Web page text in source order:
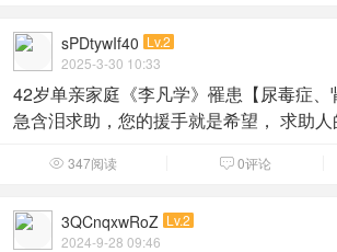
sPDtywIf40 Lv.2
2025-3-30 10:33
42岁单亲家庭《李凡学》罹患【尿毒症
急含泪求助，您的援手就是希望， 求助人
 347阅读  0评论
3QCnqxwRoZ Lv.2
2024-9-28 09:46